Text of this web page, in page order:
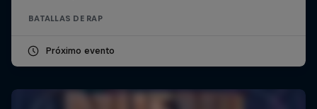
BATALLAS DE RAP
Próximo evento